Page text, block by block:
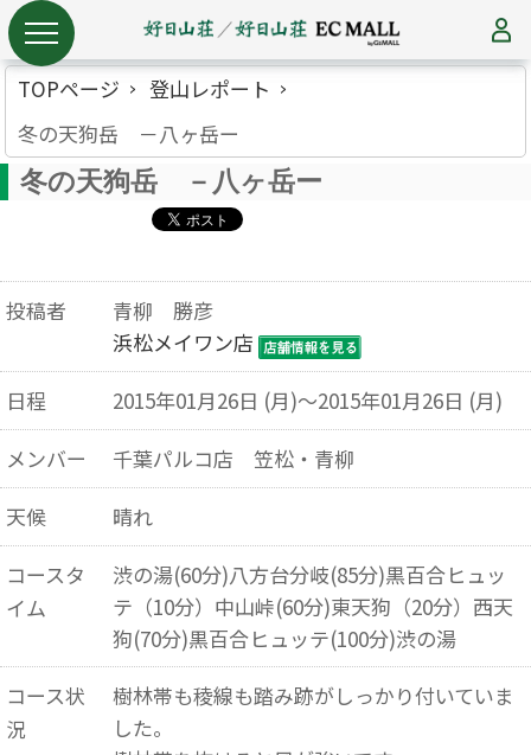
TOPページ
登山レポート
冬の天狗岳 －八ヶ岳ー
冬の天狗岳 －八ヶ岳ー
投稿者
青柳 勝彦
浜松メイワン店
日程
2015年01月26日 (月)～2015年01月26日 (月)
メンバー
千葉パルコ店 笠松・青柳
天候
晴れ
コースタ
イム
渋の湯(60分)八方台分岐(85分)黒百合ヒュッ
テ（10分）中山峠(60分)東天狗（20分）西天
狗(70分)黒百合ヒュッテ(100分)渋の湯
コース状
況
樹林帯も稜線も踏み跡がしっかり付いていま
した。